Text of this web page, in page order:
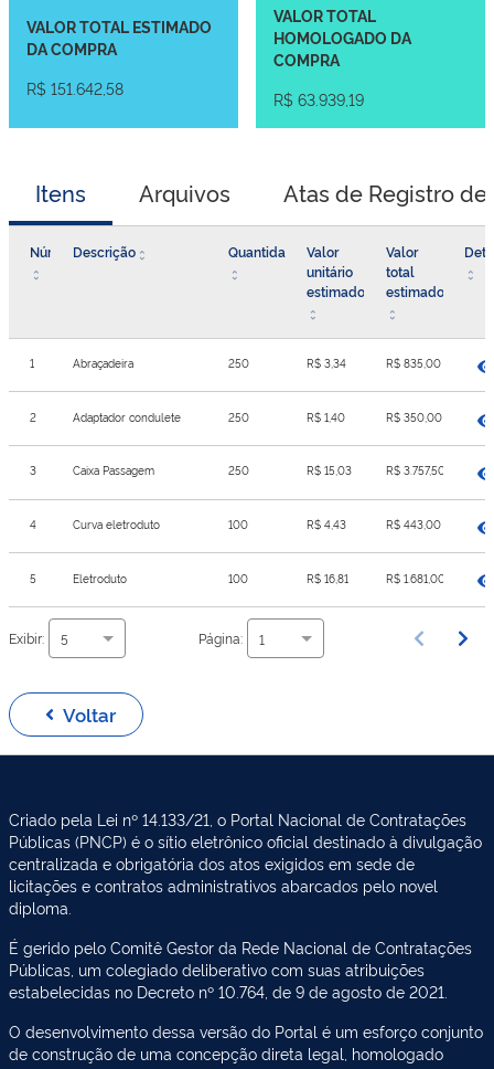
VALOR TOTAL ESTIMADO
DA COMPRA
R$ 151.642,58
VALOR TOTAL
HOMOLOGADO DA
COMPRA
R$ 63.939,19
Itens Arquivos Atas de Registro de
NúmeroDescrição Quantidade
Valor
unitário
estimado
Valor
total
estimado
1 Abraçadeira 250 R$ 3,34 R$ 835,00
2 Adaptador condulete 250 R$ 1,40 R$ 350,00
3 Caixa Passagem 250 R$ 15,03 R$ 3.757,50
4 Curva eletroduto 100 R$ 4,43 R$ 443,00
5 Eletroduto 100 R$ 16,81 R$ 1.681,00
Exibir: 5 Página: 1
Voltar
Criado pela Lei nº 14.133/21, o Portal Nacional de Contratações
Públicas (PNCP) é o sítio eletrônico oficial destinado à divulgação
centralizada e obrigatória dos atos exigidos em sede de
licitações e contratos administrativos abarcados pelo novel
diploma.
É gerido pelo Comitê Gestor da Rede Nacional de Contratações
Públicas, um colegiado deliberativo com suas atribuições
estabelecidas no Decreto nº 10.764, de 9 de agosto de 2021.
O desenvolvimento dessa versão do Portal é um esforço conjunto
de construção de uma concepção direta legal, homologado